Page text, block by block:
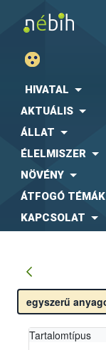
HIVATAL
AKTUÁLIS
ÁLLAT
ÉLELMISZER
NÖVÉNY
ÁTFOGÓ TÉMÁK
KAPCSOLAT
Tartalomtípus